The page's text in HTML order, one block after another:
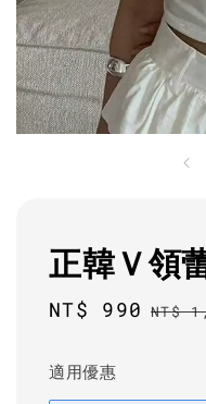
正韓Ｖ領
Sale
NT$ 990 NT$
適用優惠